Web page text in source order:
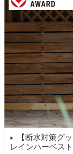
▶
【断水対策グッ
レインハーベス